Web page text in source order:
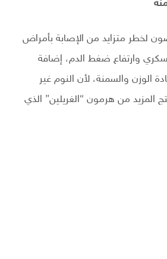
لخطر متزايد من الإصابة بأمراض
وارتفاع ضغط الدم، إضافة
الوزن والسمنة، لأن النوم غير
المزيد من هرمون “الغريلين” الذي